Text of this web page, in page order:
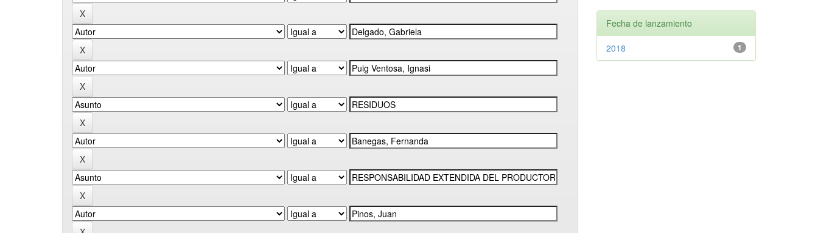
Fecha de lanzamiento
1
2018